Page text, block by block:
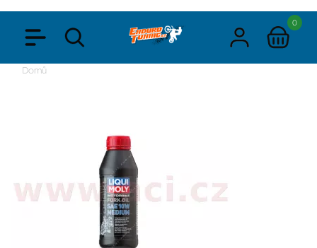
0
Domů